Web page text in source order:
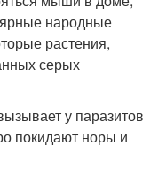
народные
растения,
серых
у паразитов
покидают норы и